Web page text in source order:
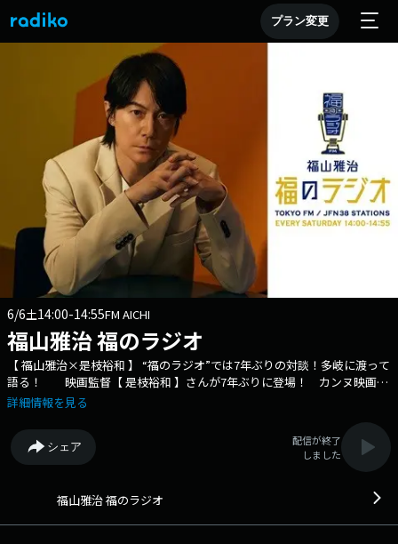
プラン変更
6/6土14:00-14:55FM AICHI
福山雅治 福のラジオ
【 福山雅治×是枝裕和 】 “福のラジオ”では7年ぶりの対談！多岐に渡って
語る！ 映画監督【 是枝裕和 】さんが7年ぶりに登場！ カンヌ映画祭
にも出品され先日公開となった映画『箱の中の羊』（出演：千鳥 大悟、綾
り合います！ さらに事前に届いているアナタからの質問・メッセージも
お答えいただきます。 皆が興味ある”あの質問”も…！？ ▽番組では
質問・相談・生活の中で起こった”何気ないこと"などアナタからのメッセ
山雅治が自身の活動や、音楽、趣味などを自由に語るプログラム。◆
詳細情報を見る
シェア
配信が終了
しました
福山雅治 福のラジオ